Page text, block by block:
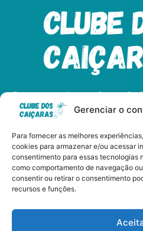
Gerenciar o
Para fornecer as melhores
cookies para armazenar e/ou acessar
consentimento para essas tecnologias
como comportamento de navegação
consentir ou retirar o consentimento
recursos e funções.
Somos apaixonados pelo
dedicados a compartilhar
nossas praias, cultura, e
Clube dos Caiçaras -